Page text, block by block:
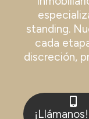
standing.
cada
discreción,